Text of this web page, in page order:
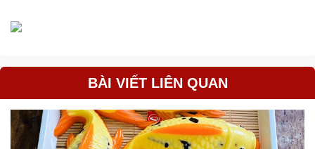
BÀI VIẾT LIÊN QUAN